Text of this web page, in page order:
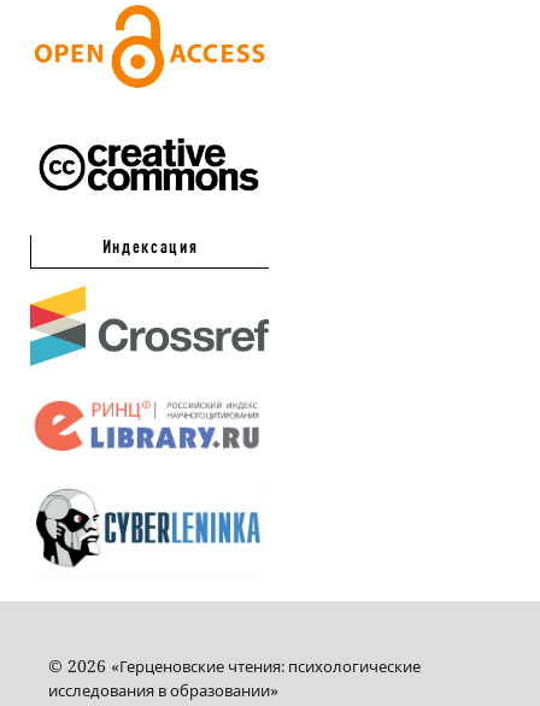
Индексация
© 2026 «Герценовские чтения: психологические
исследования в образовании»